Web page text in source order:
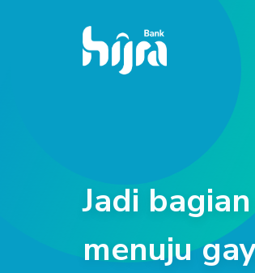
Jadi
menuju